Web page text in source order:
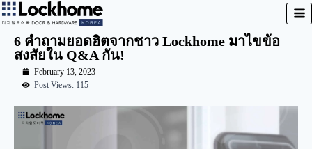
6 คำถามยอดฮิตจากชาว Lockhome มาไขข้อ
สงสัยใน Q&A กัน!
February 13, 2023
Post Views: 115